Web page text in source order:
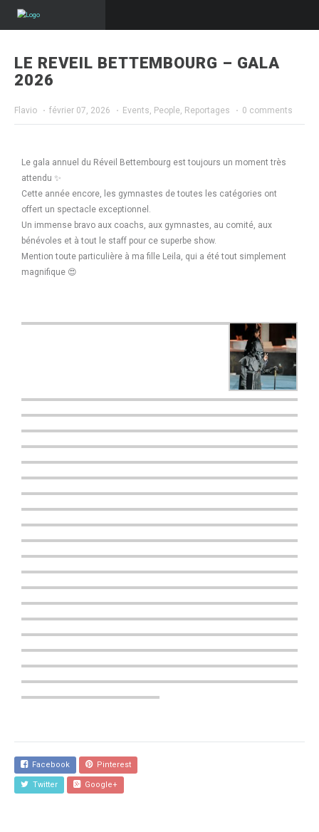
LE REVEIL BETTEMBOURG – GALA
2026
Flavio · février 07, 2026 · Events, People, Reportages · 0 comments
Le gala annuel du Réveil Bettembourg est toujours un moment très
attendu ✨
Cette année encore, les gymnastes de toutes les catégories ont
offert un spectacle exceptionnel.
Un immense bravo aux coachs, aux gymnastes, au comité, aux
bénévoles et à tout le staff pour ce superbe show.
Mention toute particulière à ma fille Leila, qui a été tout simplement
magnifique 😍
Facebook Pinterest
Twitter Google+